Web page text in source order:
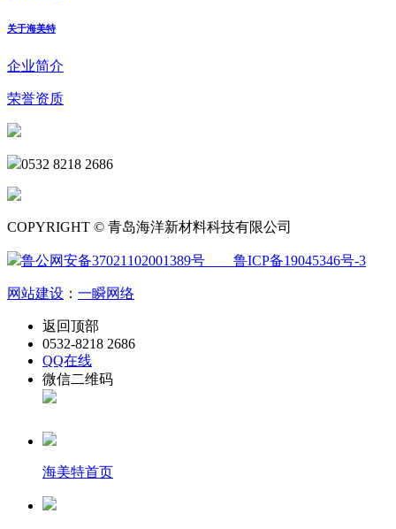
关于海美特
企业简介
荣誉资质
0532 8218 2686
COPYRIGHT © 青岛海洋新材料科技有限公司
鲁公网安备37021102001389号 鲁ICP备19045346号-3
网站建设 ： 一瞬网络
返回顶部
0532-8218 2686
QQ在线
微信二维码
海美特首页